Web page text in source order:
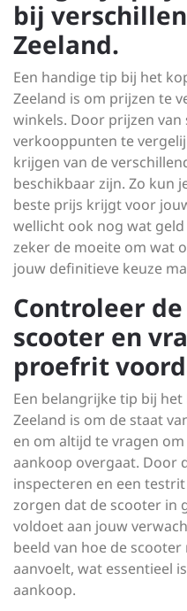
bij
Zeeland.
Een handige tip bij het
Zeeland is om prijzen te
winkels. Door prijzen
verkooppunten te
krijgen van de
beschikbaar zijn. Zo kun
beste prijs krijgt voor
wellicht ook nog wat
zeker de moeite om wat
jouw definitieve keuze
Controleer
scooter en
proefrit
Een belangrijke tip bij
Zeeland is om de staat
en om altijd te vragen
aankoop overgaat. Door
inspecteren en een
zorgen dat de scooter in
voldoet aan jouw
beeld van hoe de
aanvoelt, wat essentieel
aankoop.